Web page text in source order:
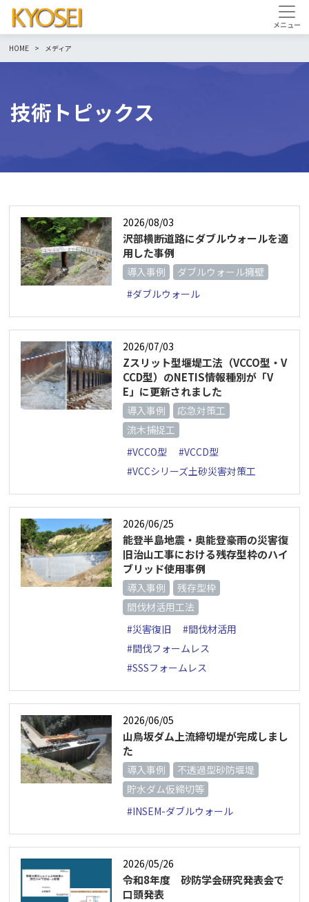
HOME メディア
技術トピックス
2026/08/03
沢部横断道路にダブルウォールを適
用した事例
導入事例
ダブルウォール擁壁
#ダブルウォール
2026/07/03
Zスリット型堰堤工法（VCCO型・V
CCD型）のNETIS情報種別が「V
E」に更新されました
導入事例
応急対策工
流木捕捉工
#VCCO型
#VCCD型
#VCCシリーズ土砂災害対策工
2026/06/25
能登半島地震・奥能登豪雨の災害復
旧治山工事における残存型枠のハイ
ブリッド使用事例
導入事例
残存型枠
間伐材活用工法
#災害復旧
#間伐材活用
#間伐フォームレス
#SSSフォームレス
2026/06/05
山鳥坂ダム上流締切堤が完成しまし
た
導入事例
不透過型砂防堰堤
貯水ダム仮締切等
#INSEM-ダブルウォール
2026/05/26
令和8年度 砂防学会研究発表会で
口頭発表